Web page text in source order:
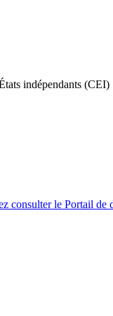
indépendants (CEI)
consulter le Portail de